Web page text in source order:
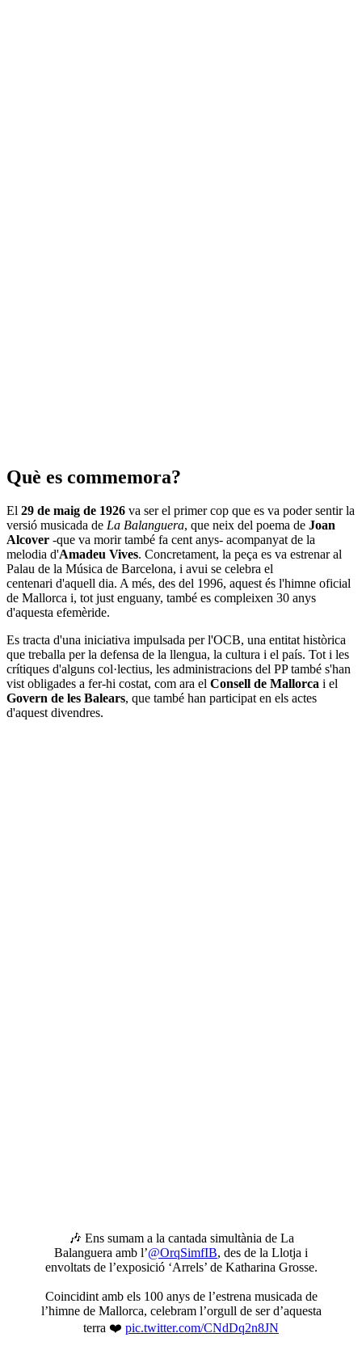
Què es commemora?
El 29 de maig de 1926 va ser el primer cop que es va poder sentir la
versió musicada de La Balanguera, que neix del poema de Joan
Alcover -que va morir també fa cent anys- acompanyat de la
melodia d'Amadeu Vives. Concretament, la peça es va estrenar al
Palau de la Música de Barcelona, i avui se celebra el
centenari d'aquell dia. A més, des del 1996, aquest és l'himne oficial
de Mallorca i, tot just enguany, també es compleixen 30 anys
d'aquesta efemèride.
Es tracta d'una iniciativa impulsada per l'OCB, una entitat històrica
que treballa per la defensa de la llengua, la cultura i el país. Tot i les
crítiques d'alguns col·lectius, les administracions del PP també s'han
vist obligades a fer-hi costat, com ara el Consell de Mallorca i el
Govern de les Balears, que també han participat en els actes
d'aquest divendres.
🎶 Ens sumam a la cantada simultània de La
Balanguera amb l’@OrqSimfIB, des de la Llotja i
envoltats de l’exposició ‘Arrels’ de Katharina Grosse.
Coincidint amb els 100 anys de l’estrena musicada de
l’himne de Mallorca, celebram l’orgull de ser d’aquesta
terra ❤️ pic.twitter.com/CNdDq2n8JN